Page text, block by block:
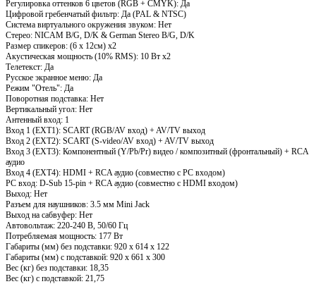
Регулировка оттенков 6 цветов (RGB + CMYK): Да
Цифровой гребенчатый фильтр: Да (PAL & NTSC)
Система виртуального окружения звуком: Нет
Стерео: NICAM B/G, D/K & German Stereo B/G, D/K
Размер спикеров: (6 x 12см) х2
Акустическая мощность (10% RMS): 10 Вт х2
Телетекст: Да
Русское экранное меню: Да
Режим "Отель": Да
Поворотная подставка: Нет
Вертикальный угол: Нет
Антенный вход: 1
Вход 1 (EXT1): SCART (RGB/AV вход) + AV/TV выход
Вход 2 (EXT2): SCART (S-video/AV вход) + AV/TV выход
Вход 3 (EXT3): Компонентный (Y/Pb/Pr) видео / композитный (фронтальный) + RCA
аудио
Вход 4 (EXT4): HDMI + RCA аудио (совместно с PC входом)
PC вход: D-Sub 15-pin + RCA аудио (совместно с HDMI входом)
Выход: Нет
Разъем для наушников: 3.5 мм Mini Jack
Выход на сабвуфер: Нет
Автовольтаж: 220-240 В, 50/60 Гц
Потребляемая мощность: 177 Вт
Габариты (мм) без подставки: 920 х 614 х 122
Габариты (мм) с подставкой: 920 х 661 х 300
Вес (кг) без подставки: 18,35
Вес (кг) с подставкой: 21,75